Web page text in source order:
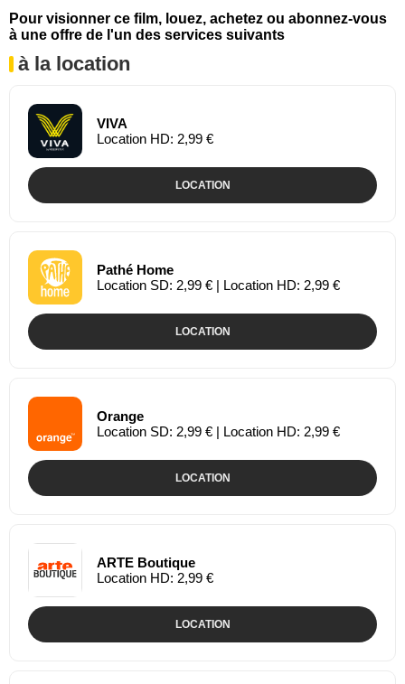
Pour visionner ce film, louez, achetez ou abonnez-vous
à une offre de l'un des services suivants
à la location
VIVA
Location HD: 2,99 €
LOCATION
Pathé Home
Location SD: 2,99 € | Location HD: 2,99 €
LOCATION
Orange
Location SD: 2,99 € | Location HD: 2,99 €
LOCATION
ARTE Boutique
Location HD: 2,99 €
LOCATION